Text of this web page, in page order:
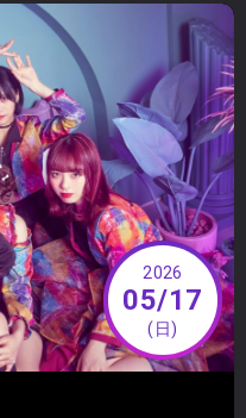
2026
05/17
(日)